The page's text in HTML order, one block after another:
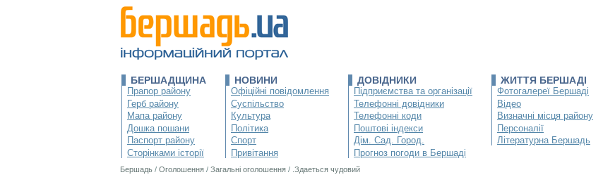
БЕРШАДЩИНА
Прапор району
Герб району
Мапа району
Дошка пошани
Паспорт району
Сторінками історії
НОВИНИ
Офіційні повідомлення
Суспільство
Культура
Політика
Спорт
Привітання
ДОВІДНИКИ
Підприємства та організації
Телефонні довідники
Телефонні коди
Поштові індекси
Дім. Сад. Город.
Прогноз погоди в Бершаді
ЖИТТЯ БЕРШАДІ
Фотогалереї Бершаді
Відео
Визначні місця району
Персоналії
Літературна Бершадь
Бершадь / Оголошення / Загальні оголошення / .Здаеться чудовий